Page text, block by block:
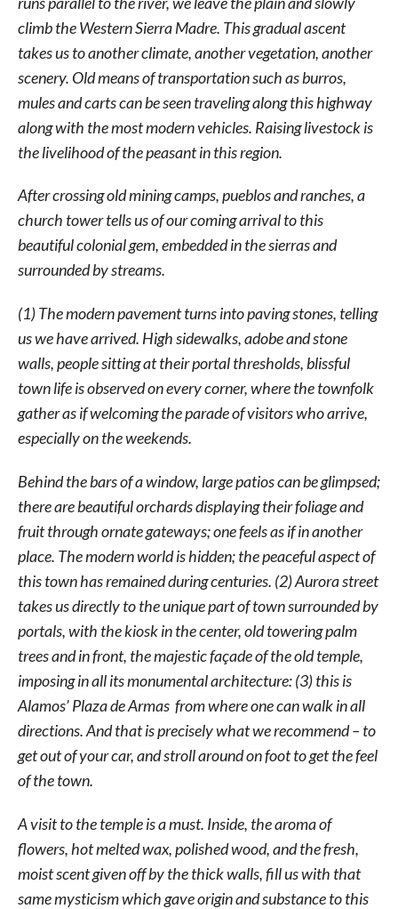
climb the Western Sierra Madre. This gradual ascent
takes us to another climate, another vegetation, another
scenery. Old means of transportation such as burros,
mules and carts can be seen traveling along this highway
along with the most modern vehicles. Raising livestock is
the livelihood of the peasant in this region.
After crossing old mining camps, pueblos and ranches, a
church tower tells us of our coming arrival to this
beautiful colonial gem, embedded in the sierras and
surrounded by streams.
(1) The modern pavement turns into paving stones, telling
us we have arrived. High sidewalks, adobe and stone
walls, people sitting at their portal thresholds, blissful
town life is observed on every corner, where the townfolk
gather as if welcoming the parade of visitors who arrive,
especially on the weekends.
Behind the bars of a window, large patios can be glimpsed;
there are beautiful orchards displaying their foliage and
fruit through ornate gateways; one feels as if in another
place. The modern world is hidden; the peaceful aspect of
this town has remained during centuries. (2) Aurora street
takes us directly to the unique part of town surrounded by
portals, with the kiosk in the center, old towering palm
trees and in front, the majestic façade of the old temple,
imposing in all its monumental architecture: (3) this is
Alamos’ Plaza de Armas from where one can walk in all
directions. And that is precisely what we recommend – to
get out of your car, and stroll around on foot to get the feel
of the town.
A visit to the temple is a must. Inside, the aroma of
flowers, hot melted wax, polished wood, and the fresh,
moist scent given off by the thick walls, fill us with that
same mysticism which gave origin and substance to this